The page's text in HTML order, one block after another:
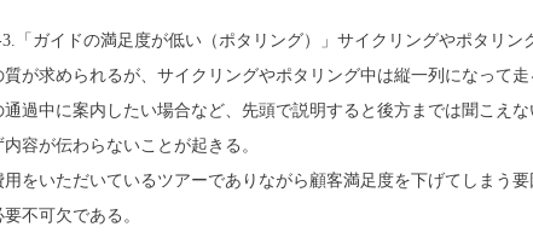
3.「ガイドの満足度が低い（ポタリング）」サイクリングやポタリ
質が求められるが、サイクリングやポタリング中は縦一列になって
通過中に案内したい場合など、先頭で説明すると後方までは聞こえ
内容が伝わらないことが起きる。
用をいただいているツアーでありながら顧客満足度を下げてしまう
要不可欠である。